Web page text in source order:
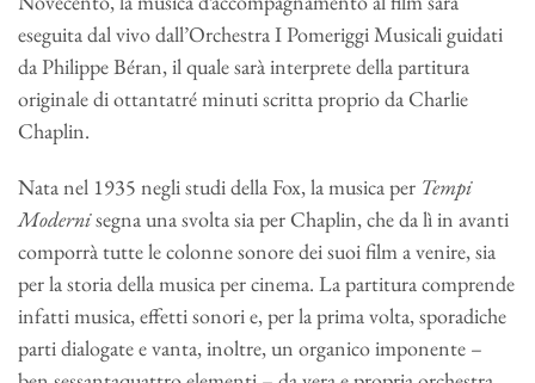
eseguita dal vivo dall’Orchestra I Pomeriggi Musicali guidati
da Philippe Béran, il quale sarà interprete della partitura
originale di ottantatré minuti scritta proprio da Charlie
Chaplin.
Nata nel 1935 negli studi della Fox, la musica per Tempi
Modernisegna una svolta sia per Chaplin, che da lì in avanti
comporrà tutte le colonne sonore dei suoi film a venire, sia
per la storia della musica per cinema. La partitura comprende
infatti musica, effetti sonori e, per la prima volta, sporadiche
parti dialogate e vanta, inoltre, un organico imponente –